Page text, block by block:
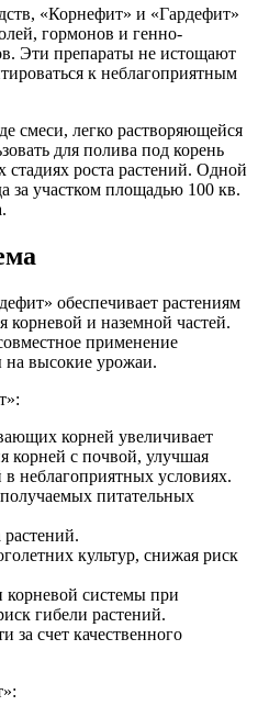
«Корнефит» и «Гардефит»
гормонов и генно-
Эти препараты не истощают
к неблагоприятным
смеси, легко растворяющейся
для полива под корень
роста растений. Одной
за участком площадью 100 кв.
обеспечивает растениям
и наземной частей.
применение
высокие урожаи.
корней увеличивает
корней с почвой, улучшая
неблагоприятных условиях.
питательных
растений.
культур, снижая риск
корневой системы при
гибели растений.
счет качественного